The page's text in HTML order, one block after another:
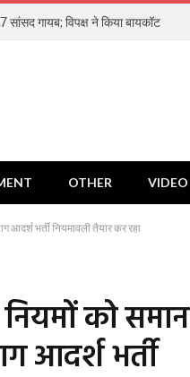
गायब; विपक्ष ने किया बायकॉट
OTHER VIDEO
आदर्श भर्ती नियमावली तैयार कर रहा
को समान
आदर्श भर्ती